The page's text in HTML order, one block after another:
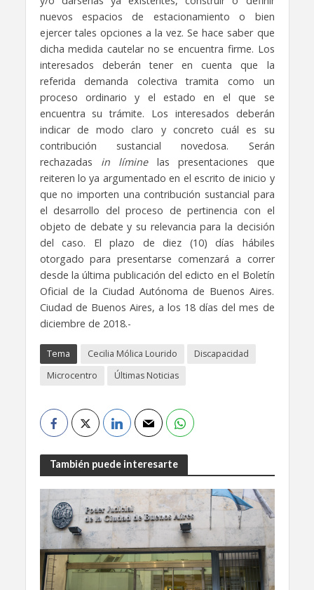
nuevos espacios de estacionamiento o bien
ejercer tales opciones a la vez. Se hace saber que
dicha medida cautelar no se encuentra firme. Los
interesados deberán tener en cuenta que la
referida demanda colectiva tramita como un
proceso ordinario y el estado en el que se
encuentra su trámite. Los interesados deberán
indicar de modo claro y concreto cuál es su
contribución sustancial novedosa. Serán
rechazadas in líminelas presentaciones que
reiteren lo ya argumentado en el escrito de inicio y
que no importen una contribución sustancial para
el desarrollo del proceso de pertinencia con el
objeto de debate y su relevancia para la decisión
del caso. El plazo de diez (10) días hábiles
otorgado para presentarse comenzará a correr
desde la última publicación del edicto en el Boletín
Oficial de la Ciudad Autónoma de Buenos Aires.
Ciudad de Buenos Aires, a los 18 días del mes de
diciembre de 2018.-
Tema Cecilia Mólica Lourido
Discapacidad
Microcentro
Últimas Noticias
También puede interesarte